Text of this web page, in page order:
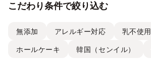
こだわり条件で絞り込む
無添加 アレルギー対応 乳不使用
ホールケーキ 韓国（センイル）